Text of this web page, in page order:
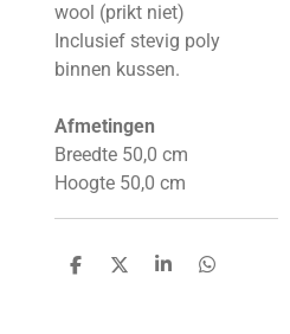
wool (prikt niet)
Inclusief stevig poly
binnen kussen.
Afmetingen
Breedte 50,0 cm
Hoogte 50,0 cm
D
D
S
D